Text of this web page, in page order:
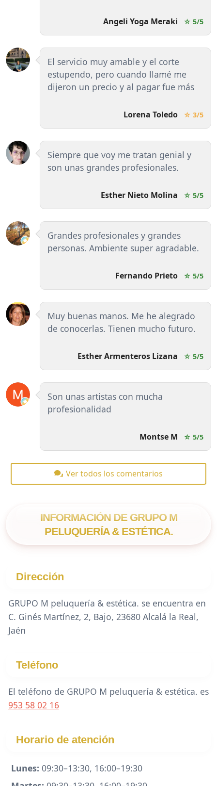
Angeli Yoga Meraki ☆ 5/5
El servicio muy amable y el corte
estupendo, pero cuando llamé me
dijeron un precio y al pagar fue más
Lorena Toledo ☆ 3/5
Siempre que voy me tratan genial y
son unas grandes profesionales.
Esther Nieto Molina ☆ 5/5
Grandes profesionales y grandes
personas. Ambiente super agradable.
Fernando Prieto ☆ 5/5
Muy buenas manos. Me he alegrado
de conocerlas. Tienen mucho futuro.
Esther Armenteros Lizana ☆ 5/5
Son unas artistas con mucha
profesionalidad
Montse M ☆ 5/5
Ver todos los comentarios
INFORMACIÓN DE GRUPO M
PELUQUERÍA & ESTÉTICA.
Dirección
GRUPO M peluquería & estética. se encuentra en
C. Ginés Martínez, 2, Bajo, 23680 Alcalá la Real,
Jaén
Teléfono
El teléfono de GRUPO M peluquería & estética. es
953 58 02 16
Horario de atención
Lunes: 09:30–13:30, 16:00–19:30